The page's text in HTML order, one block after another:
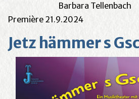
Barbara Tellenbach
Première 21.9.2024
Jetz hämmer s